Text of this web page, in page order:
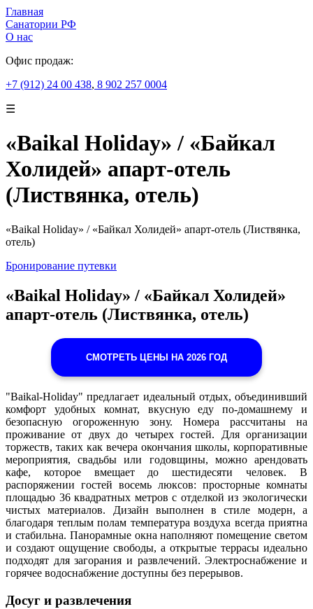
Главная
Санатории РФ
О нас
Офис продаж:
+7 (912) 24 00 438, 8 902 257 0004
☰
«Baikal Holiday» / «Байкал
Холидей» апарт-отель
(Листвянка, отель)
«Baikal Holiday» / «Байкал Холидей» апарт-отель (Листвянка,
отель)
Бронирование путевки
«Baikal Holiday» / «Байкал Холидей»
апарт-отель (Листвянка, отель)
СМОТРЕТЬ ЦЕНЫ НА 2026 ГОД
"Baikal-Holiday" предлагает идеальный отдых, объединивший
комфорт удобных комнат, вкусную еду по-домашнему и
безопасную огороженную зону. Номера рассчитаны на
проживание от двух до четырех гостей. Для организации
торжеств, таких как вечера окончания школы, корпоративные
мероприятия, свадьбы или годовщины, можно арендовать
кафе, которое вмещает до шестидесяти человек. В
распоряжении гостей восемь люксов: просторные комнаты
площадью 36 квадратных метров с отделкой из экологически
чистых материалов. Дизайн выполнен в стиле модерн, а
благодаря теплым полам температура воздуха всегда приятна
и стабильна. Панорамные окна наполняют помещение светом
и создают ощущение свободы, а открытые террасы идеально
подходят для загорания и развлечений. Электроснабжение и
горячее водоснабжение доступны без перерывов.
Досуг и развлечения